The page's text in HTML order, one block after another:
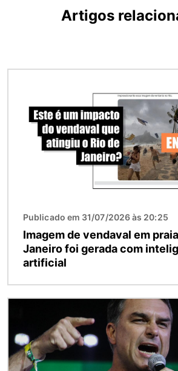
Artigos
Publicado em 31/07/2026 às 20:25
Imagem de vendaval em
Janeiro foi gerada com
artificial